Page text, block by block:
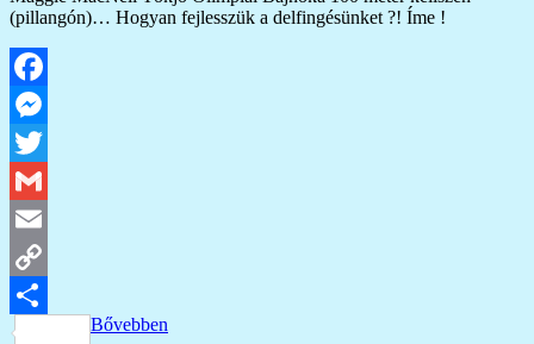
(pillangón)… Hogyan fejlesszük a delfingésünket ?! Íme !
Facebook
Messenger
Twitter
Gmail
Email
Copy
Link
Ossza
Bővebben